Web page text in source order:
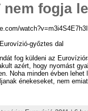
nem fogja
győztes dal
fog küldeni az
azért, hogy nyomást
Noha minden évben
énekeseket, nem